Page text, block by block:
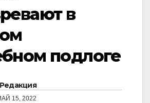
в
подлоге
Редакция
15, 2022